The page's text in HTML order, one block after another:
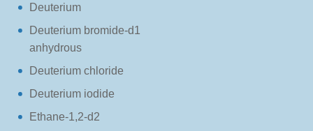
Deuterium
Deuterium bromide-d1
anhydrous
Deuterium chloride
Deuterium iodide
Ethane-1,2-d2